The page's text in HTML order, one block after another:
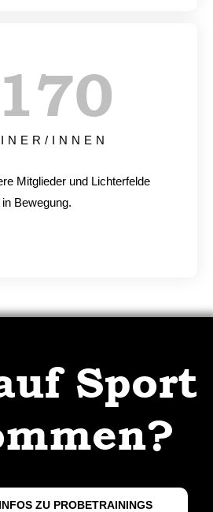
INNEN
170
Mitglieder und Lichterfelde
in Bewegung.
Sport
ZU PROBETRAININGS